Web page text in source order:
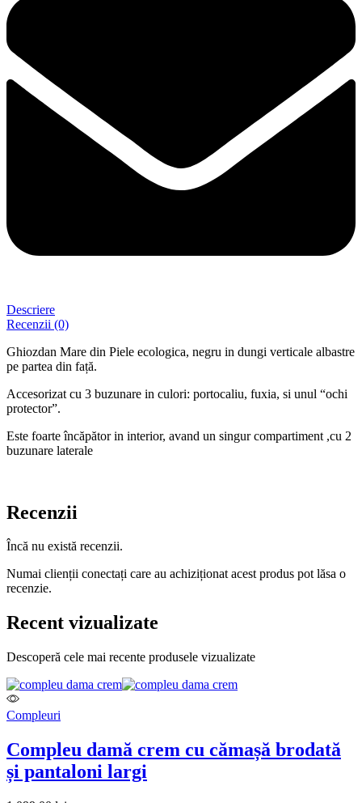
Descriere
Recenzii (0)
Ghiozdan Mare din Piele ecologica, negru in dungi verticale albastre
pe partea din față.
Accesorizat cu 3 buzunare in culori: portocaliu, fuxia, si unul “ochi
protector”.
Este foarte încăpător in interior, avand un singur compartiment ,cu 2
buzunare laterale
Recenzii
Încă nu există recenzii.
Numai clienții conectați care au achiziționat acest produs pot lăsa o
recenzie.
Recent vizualizate
Descoperă cele mai recente produsele vizualizate
Compleuri
Compleu damă crem cu cămașă brodată
și pantaloni largi